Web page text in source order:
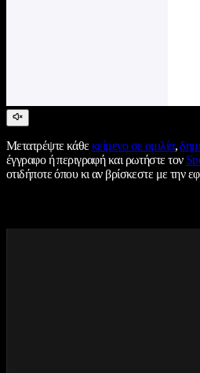
Μετατρέψτε κάθεκείμενο σε ομιλία,
έγγραφο ή περιγραφή και ρωτήστε τον
οτιδήποτε όπου κι αν βρίσκεστε με την